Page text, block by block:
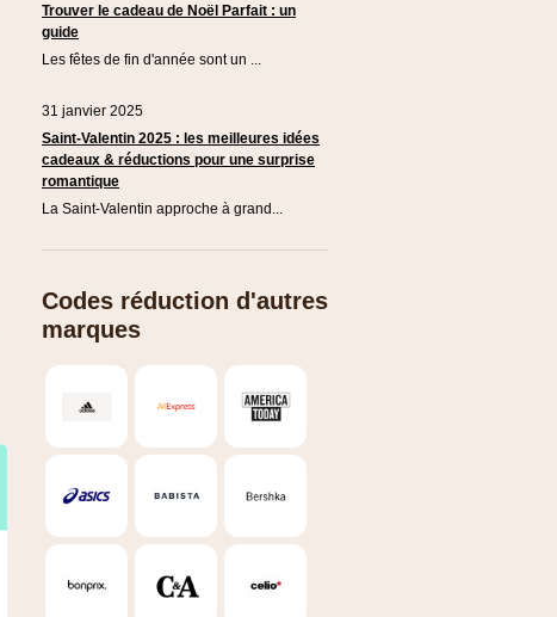
Trouver le cadeau de Noël Parfait : un
guide
Les fêtes de fin d'année sont un ...
31 janvier 2025
Saint-Valentin 2025 : les meilleures idées
cadeaux & réductions pour une surprise
romantique
La Saint-Valentin approche à grand...
Codes réduction d'autres
marques